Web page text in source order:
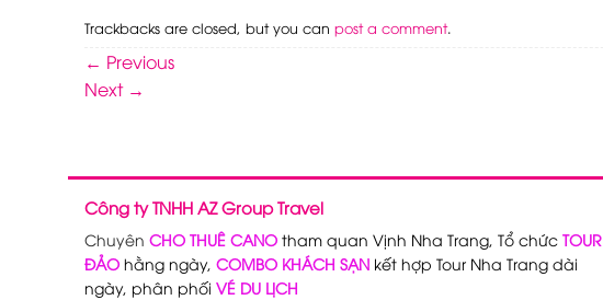
Trackbacks are closed, but you can post a comment.
← Previous
Next →
Công ty TNHH AZ Group Travel
Chuyên CHO THUÊ CANO tham quan Vịnh Nha Trang, Tổ chức TOUR
ĐẢO hằng ngày, COMBO KHÁCH SẠN kết hợp Tour Nha Trang dài
ngày, phân phối VÉ DU LỊCH